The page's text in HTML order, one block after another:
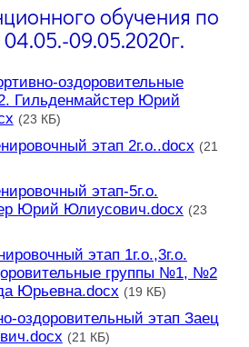
обучения по
09.05.2020г.
оздоровительные
Гильденмайстер Юрий
(23 КБ)
этап 2г.о..docx (21
этап-5г.о.
Юрий Юлиусович.docx (23
этап 1г.о.,3г.о.
группы №1, №2
Юрьевна.docx (19 КБ)
оздоровительный этап Заец
(21 КБ)